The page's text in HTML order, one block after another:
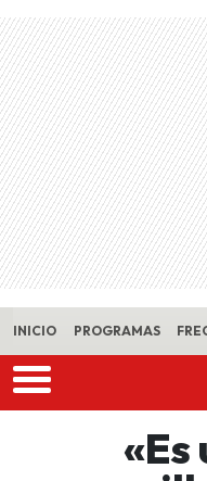
Skip to main content
INICIO PROGRAMAS